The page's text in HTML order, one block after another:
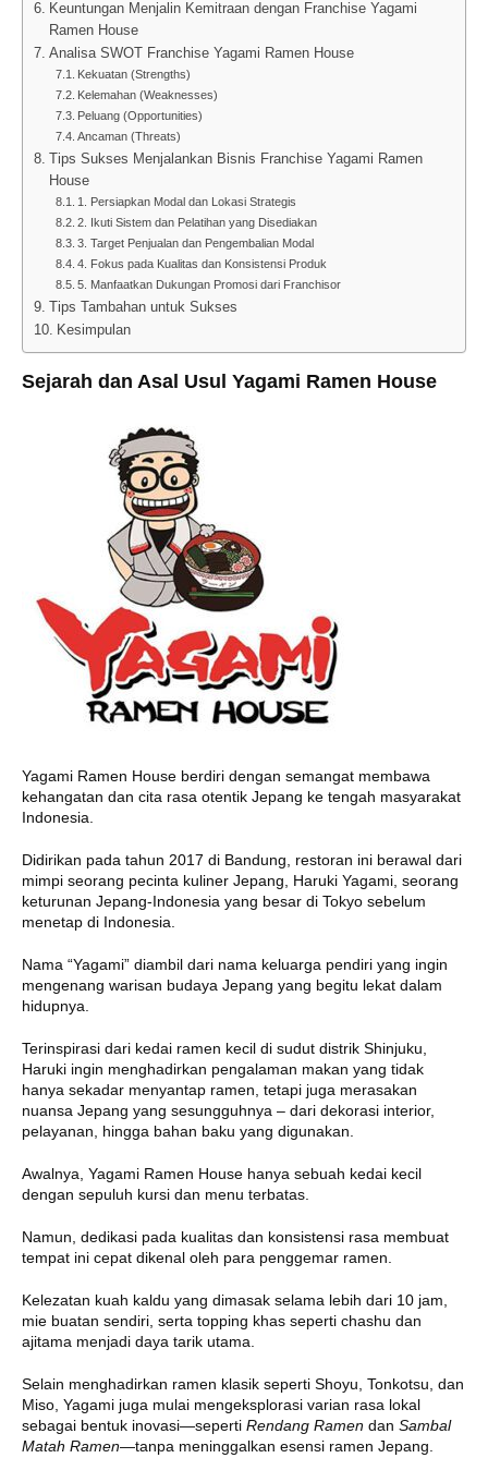
Keuntungan Menjalin Kemitraan dengan Franchise Yagami
Ramen House
Analisa SWOT Franchise Yagami Ramen House
Kekuatan (Strengths)
Kelemahan (Weaknesses)
Peluang (Opportunities)
Ancaman (Threats)
Tips Sukses Menjalankan Bisnis Franchise Yagami Ramen
House
1. Persiapkan Modal dan Lokasi Strategis
2. Ikuti Sistem dan Pelatihan yang Disediakan
3. Target Penjualan dan Pengembalian Modal
4. Fokus pada Kualitas dan Konsistensi Produk
5. Manfaatkan Dukungan Promosi dari Franchisor
Tips Tambahan untuk Sukses
Kesimpulan
Sejarah dan Asal Usul Yagami Ramen House
Yagami Ramen House berdiri dengan semangat membawa
kehangatan dan cita rasa otentik Jepang ke tengah masyarakat
Indonesia.
Didirikan pada tahun 2017 di Bandung, restoran ini berawal dari
mimpi seorang pecinta kuliner Jepang, Haruki Yagami, seorang
keturunan Jepang-Indonesia yang besar di Tokyo sebelum
menetap di Indonesia.
Nama “Yagami” diambil dari nama keluarga pendiri yang ingin
mengenang warisan budaya Jepang yang begitu lekat dalam
hidupnya.
Terinspirasi dari kedai ramen kecil di sudut distrik Shinjuku,
Haruki ingin menghadirkan pengalaman makan yang tidak
hanya sekadar menyantap ramen, tetapi juga merasakan
nuansa Jepang yang sesungguhnya – dari dekorasi interior,
pelayanan, hingga bahan baku yang digunakan.
Awalnya, Yagami Ramen House hanya sebuah kedai kecil
dengan sepuluh kursi dan menu terbatas.
Namun, dedikasi pada kualitas dan konsistensi rasa membuat
tempat ini cepat dikenal oleh para penggemar ramen.
Kelezatan kuah kaldu yang dimasak selama lebih dari 10 jam,
mie buatan sendiri, serta topping khas seperti chashu dan
ajitama menjadi daya tarik utama.
Selain menghadirkan ramen klasik seperti Shoyu, Tonkotsu, dan
Miso, Yagami juga mulai mengeksplorasi varian rasa lokal
sebagai bentuk inovasi—seperti Rendang Ramen dan Sambal
Matah Ramen—tanpa meninggalkan esensi ramen Jepang.